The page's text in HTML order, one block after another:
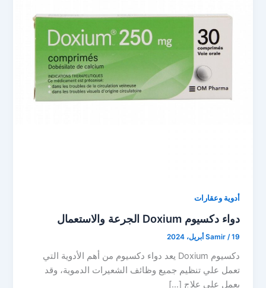
أدوية وعقارات
دواء دكسيوم Doxium الجرعة والاستعمال
Samir /19 أبريل، 2024
دكسيوم Doxium يعد دواء دكسيوم من أهم الأدوية التي
تعمل علي تنظيم جميع وظائف الشعيرات الدموية، وقد
يعمل على علاج […]